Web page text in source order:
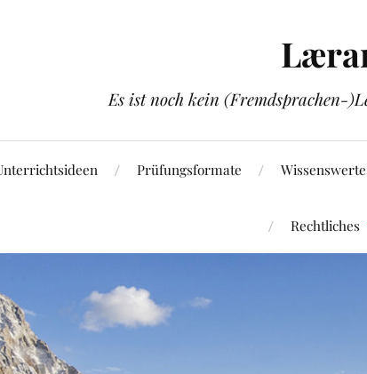
Es ist noch kein (Fremdsprachen-
Prüfungsformate
Rechtliches